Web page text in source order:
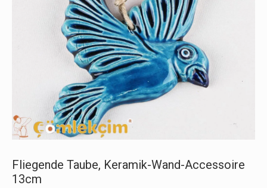
Fliegende Taube, Keramik-Wand-Accessoire
13cm